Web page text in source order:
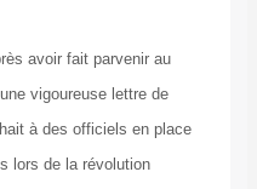
avoir fait parvenir au
vigoureuse lettre de
à des officiels en place
lors de la révolution